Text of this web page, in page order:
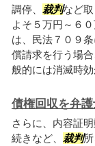
調停、 裁判など
よそ５万円～６
は、民法７０９
償請求を行う場
般的には消滅時
債権回収を弁
さらに、内容証
続きなど、 裁判